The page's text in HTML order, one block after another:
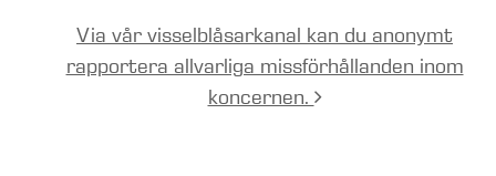
Via vår visselblåsarkanal kan du anonymt
rapportera allvarliga missförhållanden inom
koncernen.